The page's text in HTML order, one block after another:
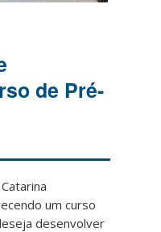
de Pré-
um curso
desenvolver